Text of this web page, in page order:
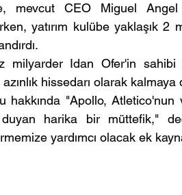
mevcut CEO Miguel
yatırım kulübe yaklaşık
milyarder Idan Ofer'in
hissedarı olarak kalmaya
hakkında "Apollo, Atletico'nun
duyan harika bir müttefik,"
yardımcı olacak ek